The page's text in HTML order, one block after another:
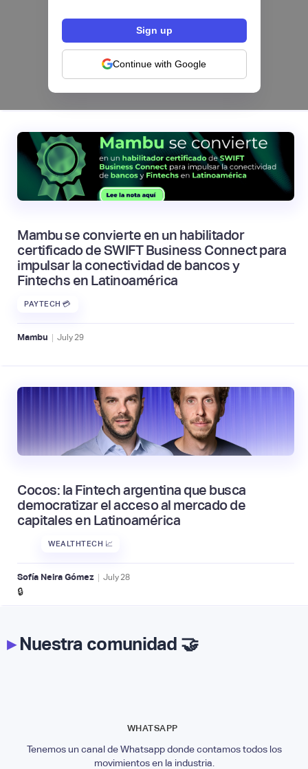
Continue with Google
Configura comisiones para tu programa de
tarjetas: el nuevo módulo de Pomelo
August4
Mambu se convierte en un habilitador
certificado de SWIFT Business Connect para
impulsar la conectividad de bancos y
Fintechs en Latinoamérica
PAYTECH 💳
Mambu | July 29
Cocos: la Fintech argentina que busca
democratizar el acceso al mercado de
capitales en Latinoamérica
WEALTHTECH 📈
Sofía Neira Gómez | July 28
🔒
▸Nuestra comunidad 🤝
WHATSAPP
Tenemos un canal de Whatsapp donde contamos todos los
movimientos en la industria.